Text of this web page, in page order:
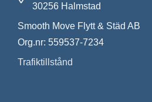
30256 Halmstad
Smooth Move Flytt & Städ AB
Org.nr: 559537-7234
Trafiktillstånd